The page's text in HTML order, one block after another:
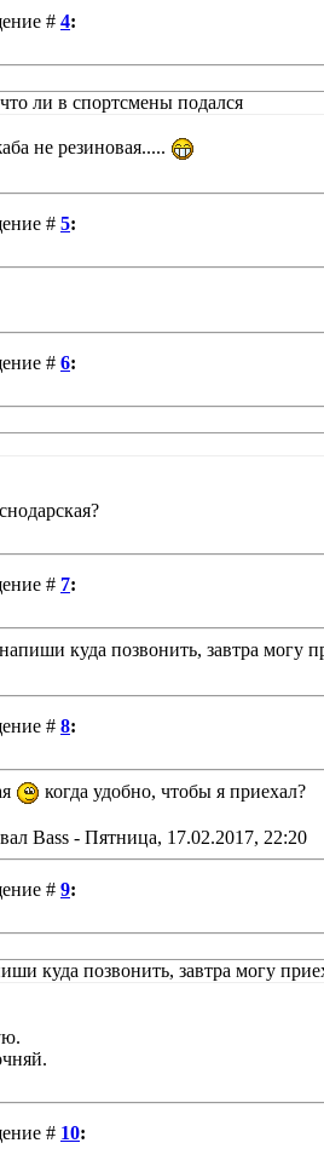
# 4:
ли в спортсмены подался
не резиновая.....
# 5:
# 6:
# 7:
напиши куда позвонить, завтра могу
# 8:
когда удобно, чтобы я приехал?
Bass - Пятница, 17.02.2017, 22:20
# 9:
куда позвонить, завтра могу
# 10: